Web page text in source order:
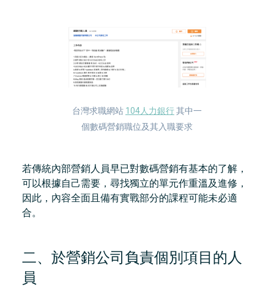
台灣求職網站 104人力銀行其中一
個數碼營銷職位及其入職要求
若傳統內部營銷人員早已對數碼營銷有基本的了解，
可以根據自己需要，尋找獨立的單元作重溫及進修，
因此，內容全面且備有實戰部分的課程可能未必適
合。
二、於營銷公司負責個別項目的人
員